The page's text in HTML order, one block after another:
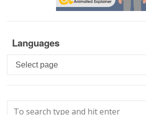
Languages
Languages